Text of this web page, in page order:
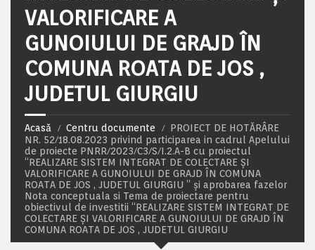
VALORIFICARE A
GUNOIULUI DE GRAJD ÎN
COMUNA ROATA DE JOS ,
JUDETUL GIURGIU
Acasă Centru documente
PROIECT DE HOTĂRÂRE
NR. 52/18.08.2023 privind participarea in cadrul Apelului
de proiecte PNRR/2023/C3/S/I.2.A-B cu proiectul
“REALIZARE SISTEM INTEGRAT DE COLECTARE ȘI
VALORIFICARE A GUNOIULUI DE GRAJD ÎN COMUNA
ROATA DE JOS , JUDETUL GIURGIU ” și aprobarea fazelor
Nota conceptuala si Tema de proiectare pentru
obiectivul de investitii “REALIZARE SISTEM INTEGRAT DE
COLECTARE ȘI VALORIFICARE A GUNOIULUI DE GRAJD ÎN
COMUNA ROATA DE JOS , JUDETUL GIURGIU